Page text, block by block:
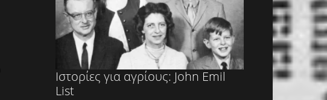
Ιστορίες για αγρίους: John Emil
List